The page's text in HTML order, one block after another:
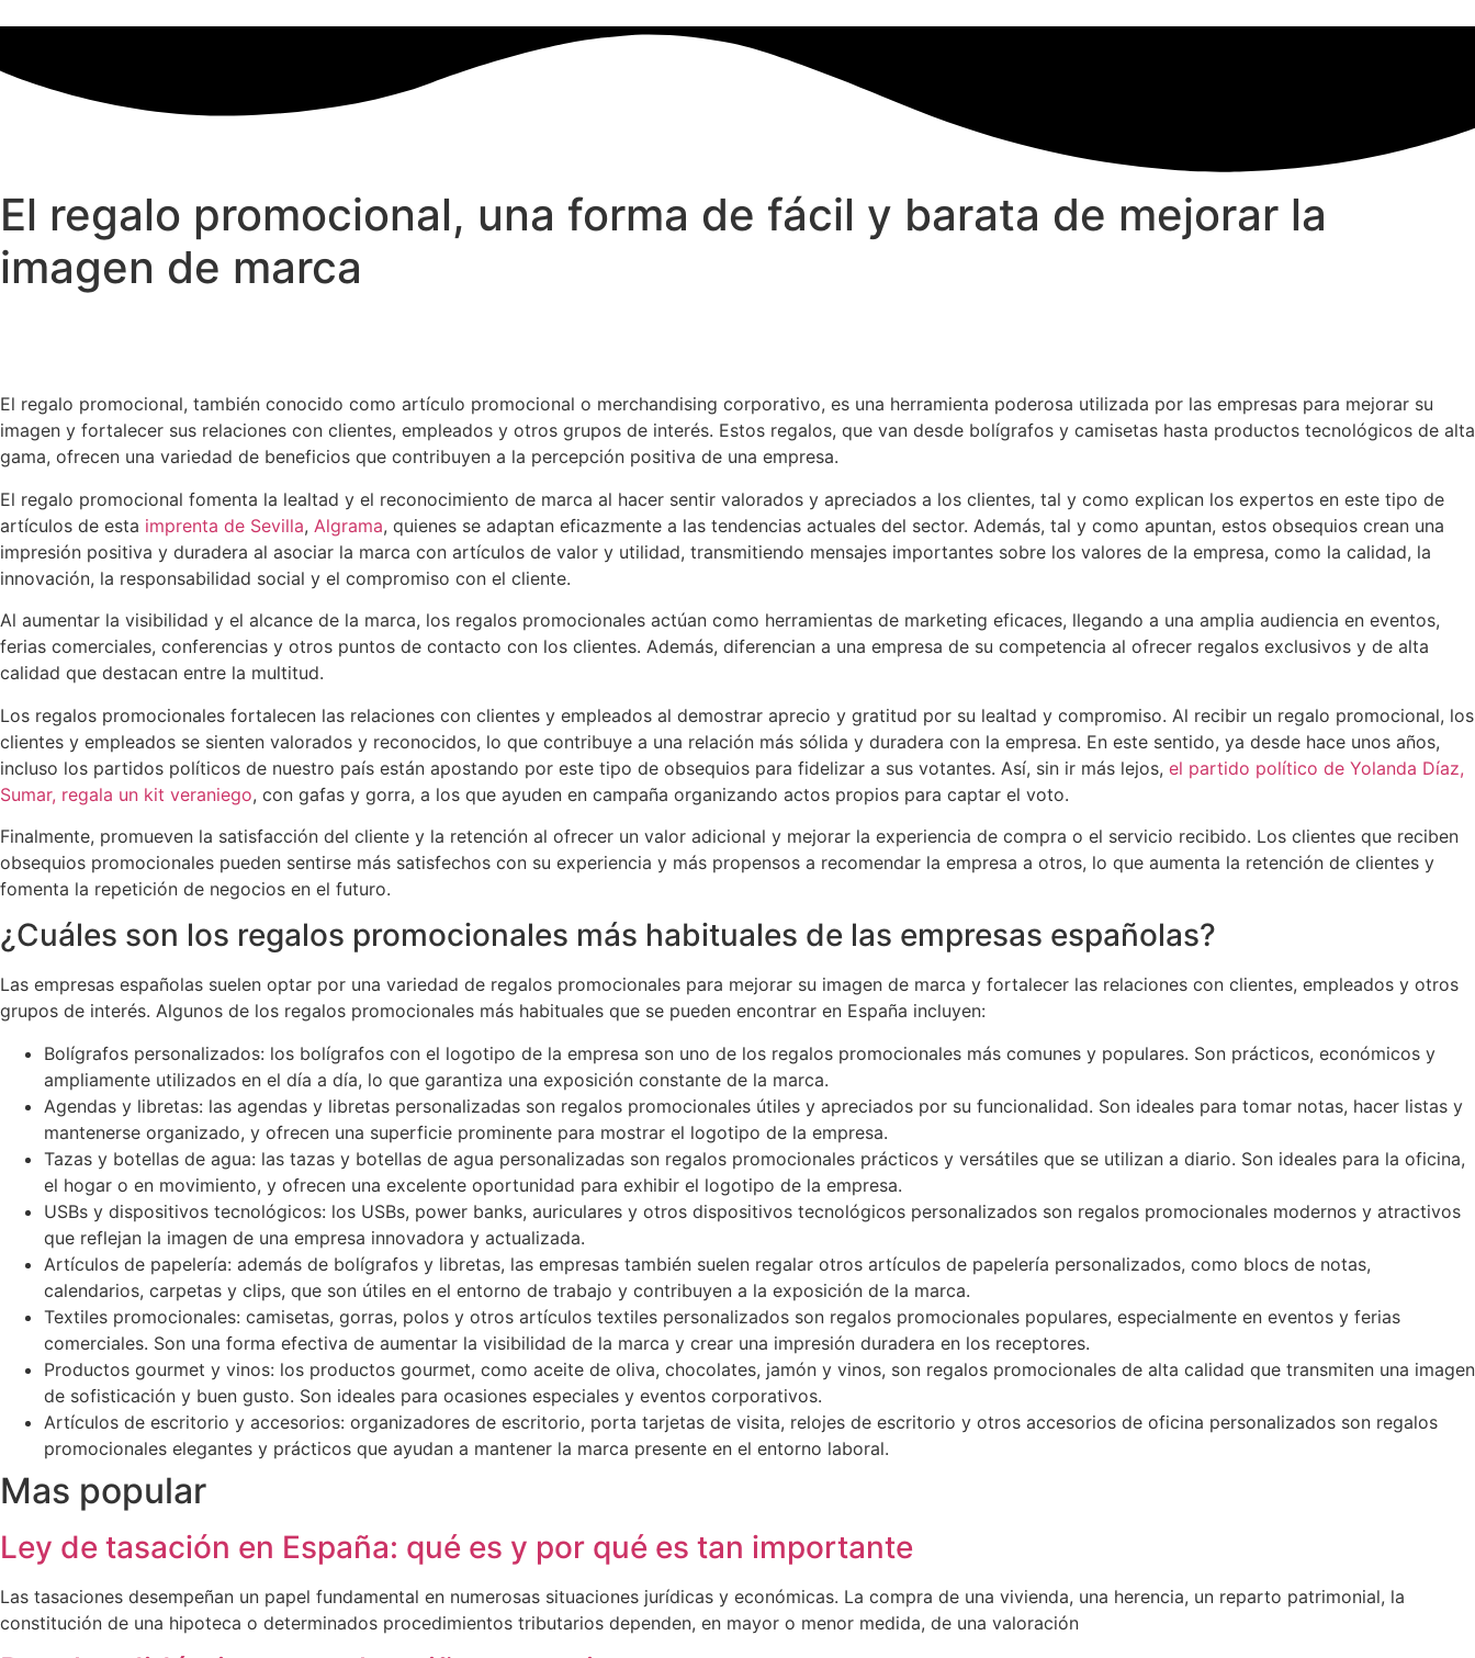
contenido
El regalo promocional, una forma de fácil y barata de mejorar la
imagen de marca
El regalo promocional, también conocido como artículo promocional o merchandising corporativo, es una herramienta poderosa utilizada por las empresas para mejorar su
imagen y fortalecer sus relaciones con clientes, empleados y otros grupos de interés. Estos regalos, que van desde bolígrafos y camisetas hasta productos tecnológicos de alta
gama, ofrecen una variedad de beneficios que contribuyen a la percepción positiva de una empresa.
El regalo promocional fomenta la lealtad y el reconocimiento de marca al hacer sentir valorados y apreciados a los clientes, tal y como explican los expertos en este tipo de
artículos de esta imprenta de Sevilla, Algrama, quienes se adaptan eficazmente a las tendencias actuales del sector. Además, tal y como apuntan, estos obsequios crean una
impresión positiva y duradera al asociar la marca con artículos de valor y utilidad, transmitiendo mensajes importantes sobre los valores de la empresa, como la calidad, la
innovación, la responsabilidad social y el compromiso con el cliente.
Al aumentar la visibilidad y el alcance de la marca, los regalos promocionales actúan como herramientas de marketing eficaces, llegando a una amplia audiencia en eventos,
ferias comerciales, conferencias y otros puntos de contacto con los clientes. Además, diferencian a una empresa de su competencia al ofrecer regalos exclusivos y de alta
calidad que destacan entre la multitud.
Los regalos promocionales fortalecen las relaciones con clientes y empleados al demostrar aprecio y gratitud por su lealtad y compromiso. Al recibir un regalo promocional, los
clientes y empleados se sienten valorados y reconocidos, lo que contribuye a una relación más sólida y duradera con la empresa. En este sentido, ya desde hace unos años,
incluso los partidos políticos de nuestro país están apostando por este tipo de obsequios para fidelizar a sus votantes. Así, sin ir más lejos, el partido político de Yolanda Díaz,
Sumar, regala un kit veraniego, con gafas y gorra, a los que ayuden en campaña organizando actos propios para captar el voto.
Finalmente, promueven la satisfacción del cliente y la retención al ofrecer un valor adicional y mejorar la experiencia de compra o el servicio recibido. Los clientes que reciben
obsequios promocionales pueden sentirse más satisfechos con su experiencia y más propensos a recomendar la empresa a otros, lo que aumenta la retención de clientes y
fomenta la repetición de negocios en el futuro.
¿Cuáles son los regalos promocionales más habituales de las empresas españolas?
Las empresas españolas suelen optar por una variedad de regalos promocionales para mejorar su imagen de marca y fortalecer las relaciones con clientes, empleados y otros
grupos de interés. Algunos de los regalos promocionales más habituales que se pueden encontrar en España incluyen:
Bolígrafos personalizados: los bolígrafos con el logotipo de la empresa son uno de los regalos promocionales más comunes y populares. Son prácticos, económicos y
ampliamente utilizados en el día a día, lo que garantiza una exposición constante de la marca.
Agendas y libretas: las agendas y libretas personalizadas son regalos promocionales útiles y apreciados por su funcionalidad. Son ideales para tomar notas, hacer listas y
mantenerse organizado, y ofrecen una superficie prominente para mostrar el logotipo de la empresa.
Tazas y botellas de agua: las tazas y botellas de agua personalizadas son regalos promocionales prácticos y versátiles que se utilizan a diario. Son ideales para la oficina,
el hogar o en movimiento, y ofrecen una excelente oportunidad para exhibir el logotipo de la empresa.
USBs y dispositivos tecnológicos: los USBs, power banks, auriculares y otros dispositivos tecnológicos personalizados son regalos promocionales modernos y atractivos
que reflejan la imagen de una empresa innovadora y actualizada.
Artículos de papelería: además de bolígrafos y libretas, las empresas también suelen regalar otros artículos de papelería personalizados, como blocs de notas,
calendarios, carpetas y clips, que son útiles en el entorno de trabajo y contribuyen a la exposición de la marca.
Textiles promocionales: camisetas, gorras, polos y otros artículos textiles personalizados son regalos promocionales populares, especialmente en eventos y ferias
comerciales. Son una forma efectiva de aumentar la visibilidad de la marca y crear una impresión duradera en los receptores.
Productos gourmet y vinos: los productos gourmet, como aceite de oliva, chocolates, jamón y vinos, son regalos promocionales de alta calidad que transmiten una imagen
de sofisticación y buen gusto. Son ideales para ocasiones especiales y eventos corporativos.
Artículos de escritorio y accesorios: organizadores de escritorio, porta tarjetas de visita, relojes de escritorio y otros accesorios de oficina personalizados son regalos
promocionales elegantes y prácticos que ayudan a mantener la marca presente en el entorno laboral.
Mas popular
Ley de tasación en España: qué es y por qué es tan importante
Las tasaciones desempeñan un papel fundamental en numerosas situaciones jurídicas y económicas. La compra de una vivienda, una herencia, un reparto patrimonial, la
constitución de una hipoteca o determinados procedimientos tributarios dependen, en mayor o menor medida, de una valoración